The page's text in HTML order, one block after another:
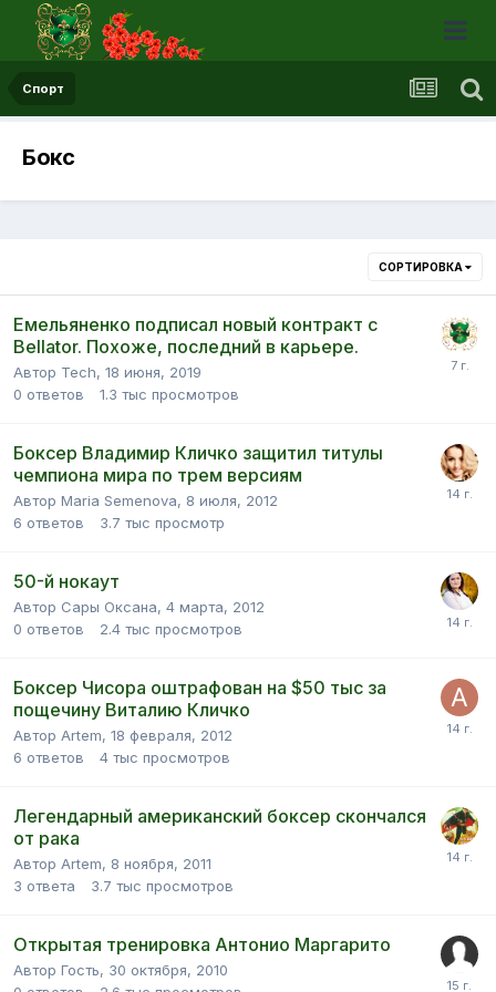
Спорт
Бокс
СОРТИРОВКА
Емельяненко подписал новый контракт с
Bellator. Похоже, последний в карьере.
Автор Tech, 18 июня, 2019
0 ответов 1.3 тыс просмотров
Боксер Владимир Кличко защитил титулы
чемпиона мира по трем версиям
Автор Maria Semenova, 8 июля, 2012
6 ответов 3.7 тыс просмотр
50-й нокаут
Автор Сары Оксана, 4 марта, 2012
0 ответов 2.4 тыс просмотров
Боксер Чисора оштрафован на $50 тыс за
пощечину Виталию Кличко
Автор Artem, 18 февраля, 2012
6 ответов 4 тыс просмотров
Легендарный американский боксер скончался
от рака
Автор Artem, 8 ноября, 2011
3 ответа 3.7 тыс просмотров
Открытая тренировка Антонио Маргарито
Автор Гость, 30 октября, 2010